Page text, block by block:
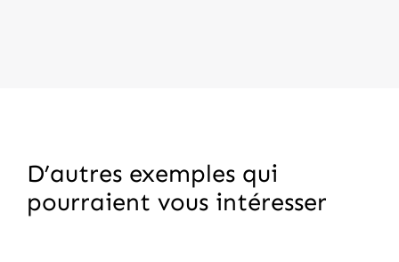
D’autres exemples qui
pourraient vous intéresser